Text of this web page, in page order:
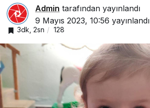
Admin tarafından yayınlandı
9 Mayıs 2023, 10:56 yayınlandı
3dk, 2sn 128